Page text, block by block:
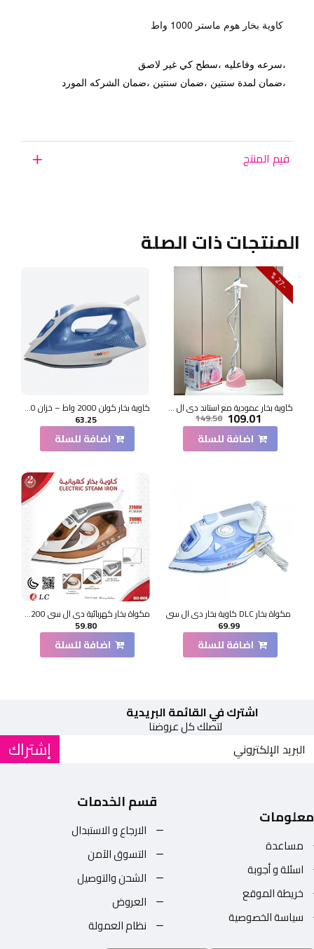
كاوية بخار هوم ماستر 1000 واط
،سرعه وفاعليه ،سطح كي غير لاصق
،ضمان لمدة سنتين ،ضمان سنتين ،ضمان الشركه المورد
قيم المنتج
المنتجات ذات الصلة
-
2
7
%
كاوية بخار عمودية مع استاند دي ال سي 160سم
109.01
149.50
اضافة للسلة
كاوية بخار كولن 2000 واط – خزان 180 مل – قاعدة سيراميك
63.25
اضافة للسلة
مكواة بخار DLC كاوية بخار دي ال سي
69.99
اضافة للسلة
مكواة بخار كهربائية دي ال سي 2200 واط 280 مل DLC-4909
59.80
اضافة للسلة
اشترك في القائمة البريدية
لتصلك كل عروضنا
إشتراك
معلومات
مساعدة
اسئلة و أجوبة
خريطة الموقع
سياسة الخصوصية
قسم الخدمات
الارجاع و الاستبدال
التسوق الآمن
الشحن والتوصيل
العروض
نظام العمولة